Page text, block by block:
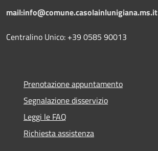
mail:info@comune.casolainlunigiana.ms.it
Centralino Unico: +39 0585 90013
Prenotazione appuntamento
Segnalazione disservizio
Leggi le FAQ
Richiesta assistenza